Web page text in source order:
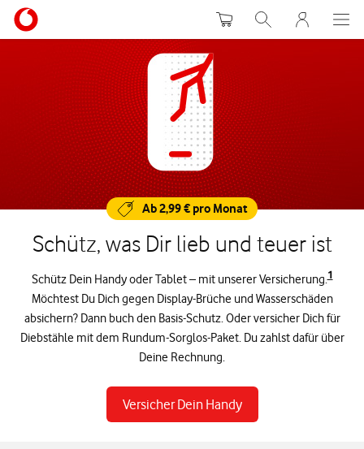
WarenkorbSuche MeinVodafone
Ab 2,99 € pro Monat
Schütz, was Dir lieb und teuer ist
Schütz Dein Handy oder Tablet – mit unserer Versicherung.1
Möchtest Du Dich gegen Display-Brüche und Wasserschäden
absichern? Dann buch den Basis-Schutz. Oder versicher Dich für
Diebstähle mit dem Rundum-Sorglos-Paket. Du zahlst dafür über
Deine Rechnung.
Versicher Dein Handy